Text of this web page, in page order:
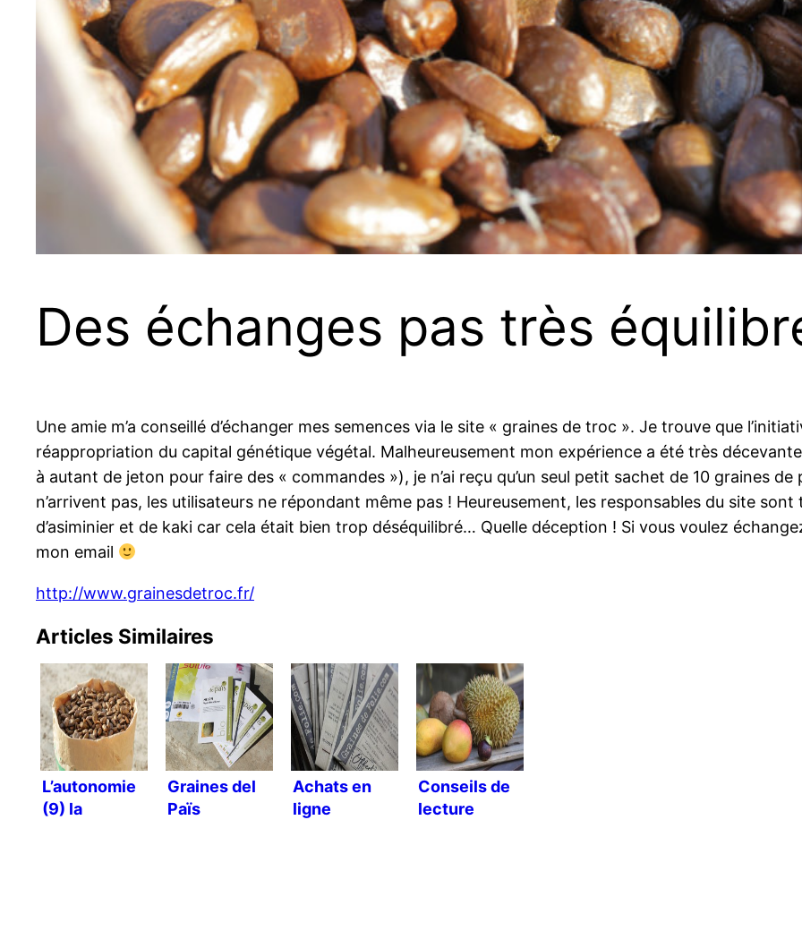
Des échanges pas très
Une amie m’a conseillé d’échanger mes semences via le site « graines de troc ». Je trouve que
réappropriation du capital génétique végétal. Malheureusement mon expérience a été très
à autant de jeton pour faire des « commandes »), je n’ai reçu qu’un seul petit sachet de 10 graines
n’arrivent pas, les utilisateurs ne répondant même pas ! Heureusement, les responsables du site sont
d’asiminier et de kaki car cela était bien trop déséquilibré… Quelle déception ! Si vous voulez
mon email
http://www.grainesdetroc.fr/
Articles Similaires
L’autonomie
(9) la
Graines del
Païs
Achats en
ligne
Conseils de
lecture